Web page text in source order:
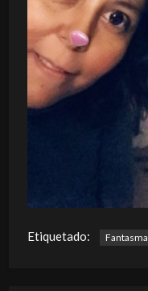
Etiquetado: Fantasma